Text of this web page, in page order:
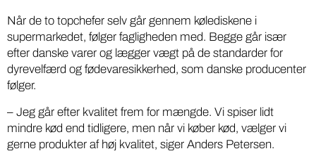
Når de to topchefer selv går gennem kølediskene i
supermarkedet, følger fagligheden med. Begge går især
efter danske varer og lægger vægt på de standarder for
dyrevelfærd og fødevaresikkerhed, som danske producenter
følger.
– Jeg går efter kvalitet frem for mængde. Vi spiser lidt
mindre kød end tidligere, men når vi køber kød, vælger vi
gerne produkter af høj kvalitet, siger Anders Petersen.